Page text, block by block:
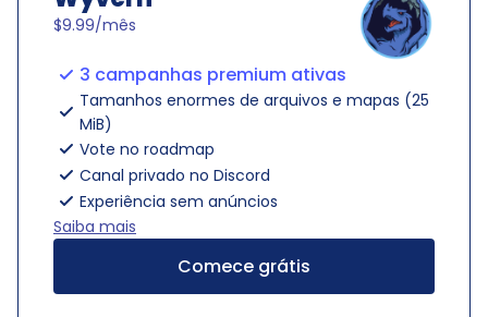
$9.99/mês
3 campanhas premium ativas
Tamanhos enormes de arquivos e mapas (25
MiB)
Vote no roadmap
Canal privado no Discord
Experiência sem anúncios
Saiba mais
Comece grátis